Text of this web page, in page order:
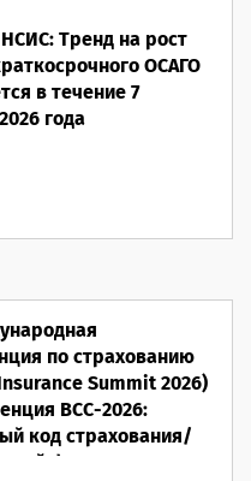
Тренд на рост
ОСАГО
в течение 7
года
по страхованию
Summit 2026)
ВСС-2026:
код страхования/
фактор»